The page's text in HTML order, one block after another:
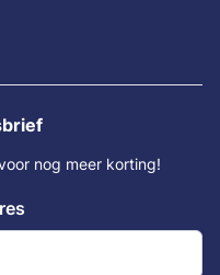
nog meer korting!